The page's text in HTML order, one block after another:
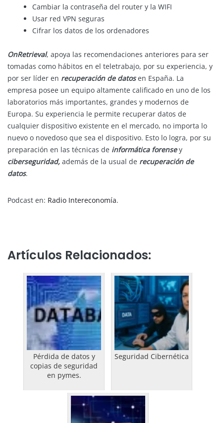
Cambiar la contraseña del router y la WIFI
Usar red VPN seguras
Cifrar los datos de los ordenadores
OnRetrieval, apoya las recomendaciones anteriores para ser
tomadas como hábitos en el teletrabajo, por su experiencia, y
por ser líder en recuperación de datosen España. La
empresa posee un equipo altamente calificado en uno de los
laboratorios más importantes, grandes y modernos de
Europa. Su experiencia le permite recuperar datos de
cualquier dispositivo existente en el mercado, no importa lo
nuevo o novedoso que sea el dispositivo. Esto lo logra, por su
preparación en las técnicas de informática forensey
ciberseguridad, además de la usual de recuperación de
datos.
Podcast en: Radio Intereconomía.
Artículos Relacionados:
Pérdida de datos y
copias de seguridad
en pymes.
Seguridad Cibernética